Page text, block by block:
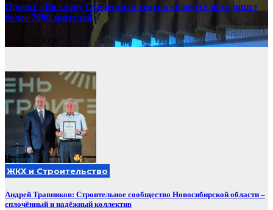
Проект «Во славу Отечества» театра «Глобус» объединил
более 7000 зрителей
Апр 27, 2026
ЖКХ и Строительство
Андрей Травников: Строительное сообщество Новосибирской области –
сплочённый и надёжный коллектив